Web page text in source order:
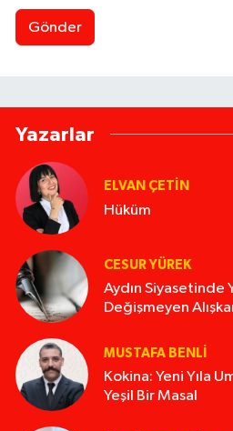
Gönder
Yazarlar
ELVAN ÇETIN
Hüküm
CESUR YÜREK
Aydın Siyasetinde
Değişmeyen
MUSTAFA BENLI
Kokina: Yeni Yıla
Yeşil Bir Masal